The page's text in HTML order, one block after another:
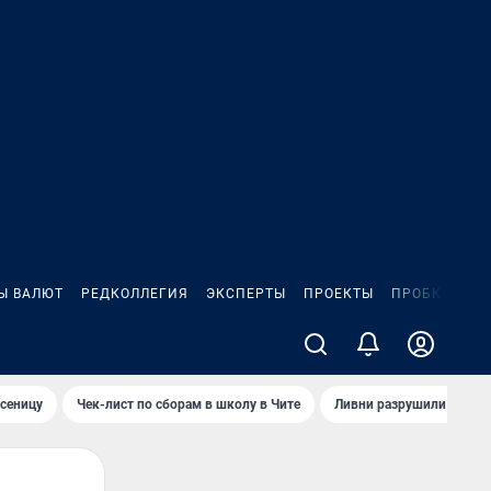
ВАЛЮТ РЕДКОЛЛЕГИЯ ЭКСПЕРТЫ ПРОЕКТЫ ПРОБКИ
Чек-лист по сборам в школу в Чите Ливни разрушили